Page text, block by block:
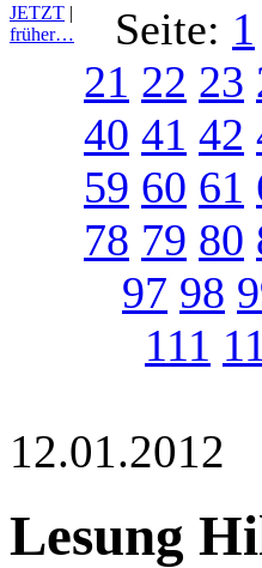
JETZT |
früher…
Seite: 1
21 22 23
40 41 42
59 60 61
78 79 80
97 98
111
12.01.2012
Lesung